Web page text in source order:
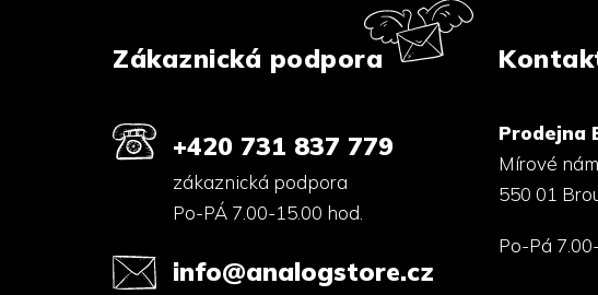
Zákaznická podpora
+420 731 837 779
zákaznická podpora
Po-PÁ 7.00-15.00 hod.
info@analogstore.cz
Prodejna
Mírové
550 01
Po-Pá